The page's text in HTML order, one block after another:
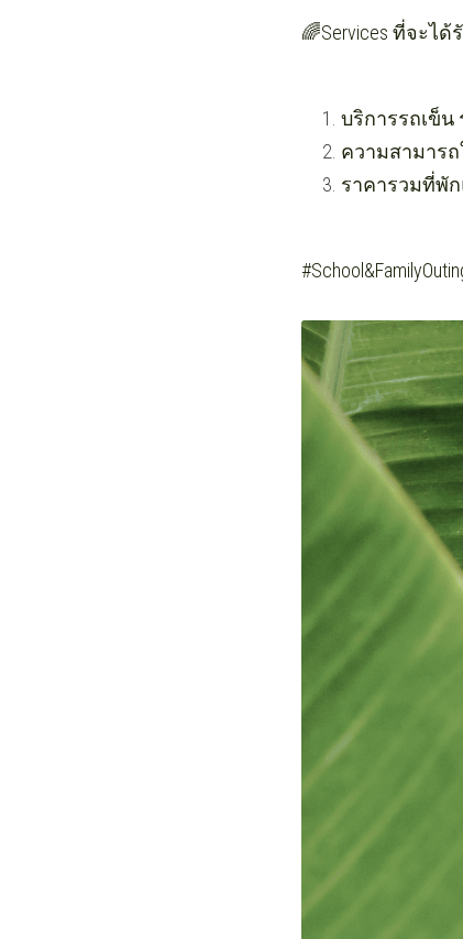
🌈Services ที่จะได้
บริการรถเข็
ความสามารถ
ราคารวมที่พั